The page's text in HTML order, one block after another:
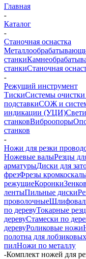
Главная
-
Каталог
-
Станочная оснастка
станки
станкиСтаночная
-
Режущий инструмент
ТискиСистемы очистки
подставкиСОЖ и
индикации (УЦИ)
станковВиброопоры
станков
-
Ножи для резки
Ножевые валыРезцы
арматурыДиски для
фрезФрезы
режущиеКоронки
лентыПильные диски
проволочные
по деревуТокарные
деревуСтамески по
деревуРоликовые ножи
полотна для
пилНожи по металлу
-Комплект ножей для